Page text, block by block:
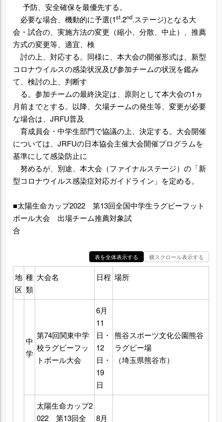
予防、安全確保を最優先する。
必要な場合、機動的に予選(1st.2nd.ステージ)となる大
会・試合の、実施方法の変更（縮小、分散、中止）、推薦
方式の変更等、適宜、検
討の上、対応する。同様に、本大会の開催形式は、新型
コロナウイルスの感染状況及び参加チームの状況を鑑み
て、検討の上、判断す
る。参加チームの最終決定は、原則として本大会の1ヵ
月前までとする。以降、欠場チームの発生等、変更が必要
な場合は、JRFU普及
育成員会・中学生部門で協議の上、決定する。大会開催
については、JRFUの日本協会主催大会開催プログラムを
基準にして感染防止に
努めるが、別途、本大会（ファイナルステージ）の「新
型コロナウイルス感染症対応ガイドライン」を定める。
■太陽生命カップ2022 第13回全国中学生ラグビーフット
ボール大会 出場チーム推薦対象試
合
表を全体表示する 横スクロール表示する
地
区
種
類
大会名 日程 場所
中
学
第74回関東中学
校ラグビーフッ
トボール大会
6月
11
日・
12
日・
19
日
熊谷スポーツ文化公園熊谷
ラグビー場
（埼玉県熊谷市）
太陽生命カップ2
022 第13回全
8月